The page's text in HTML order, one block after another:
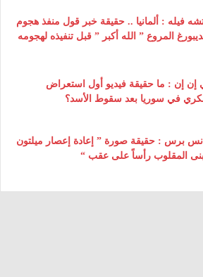
فيله : ألمانيا .. حقيقة خبر قول منفذ هجوم
المروع ” الله أكبر ” قبل تنفيذه لهجومه
إن : ما حقيقة فيديو أول استعراض
في سوريا بعد سقوط الأسد؟
برس : حقيقة صورة ” إعادة إعصار ميلتون
المقلوب رأساً على عقب “